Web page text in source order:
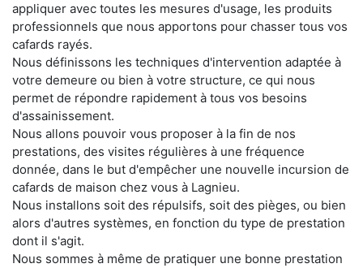
appliquer avec toutes les mesures d'usage, les produits
professionnels que nous apportons pour chasser tous vos
cafards rayés.
Nous définissons les techniques d'intervention adaptée à
votre demeure ou bien à votre structure, ce qui nous
permet de répondre rapidement à tous vos besoins
d'assainissement.
Nous allons pouvoir vous proposer à la fin de nos
prestations, des visites régulières à une fréquence
donnée, dans le but d'empêcher une nouvelle incursion de
cafards de maison chez vous à Lagnieu.
Nous installons soit des répulsifs, soit des pièges, ou bien
alors d'autres systèmes, en fonction du type de prestation
dont il s'agit.
Nous sommes à même de pratiquer une bonne prestation